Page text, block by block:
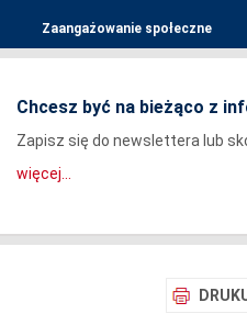
Zaangażowanie społeczne
Chcesz być na bieżąco z
Zapisz się do newslettera lub
więcej...